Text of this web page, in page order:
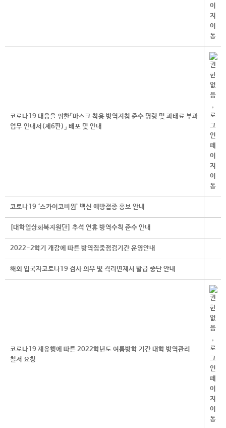
코로나19 대응을 위한「마스크 착용 방역지침 준수 명령 및 과태료 부과
업무 안내서(제6판)」 배포 및 안내
코로나19 ‘스카이코비원’ 백신 예방접종 홍보 안내
[대학일상회복지원단] 추석 연휴 방역수칙 준수 안내
2022-2학기 개강에 따른 방역집중점검기간 운영안내
해외 입국자코로나19 검사 의무 및 격리면제서 발급 중단 안내
코로나19 재유행에 따른 2022학년도 여름방학 기간 대학 방역관리
철저 요청